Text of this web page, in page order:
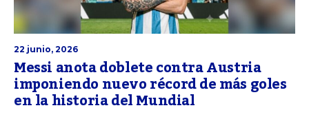
22 junio, 2026
Messi anota doblete contra Austria
imponiendo nuevo récord de más goles
en la historia del Mundial